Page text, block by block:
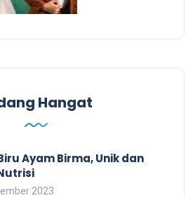
Hangat
Ayam Birma, Unik dan
2023